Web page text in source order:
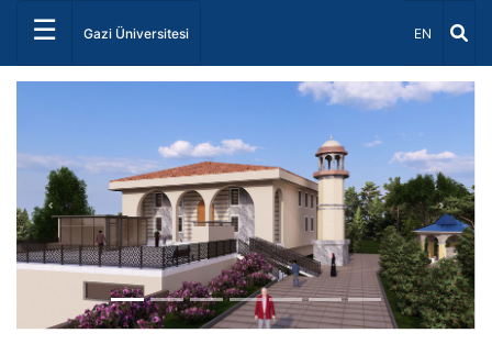
☰ Gazi Üniversitesi Dil Seçiniz
EN
Önceki